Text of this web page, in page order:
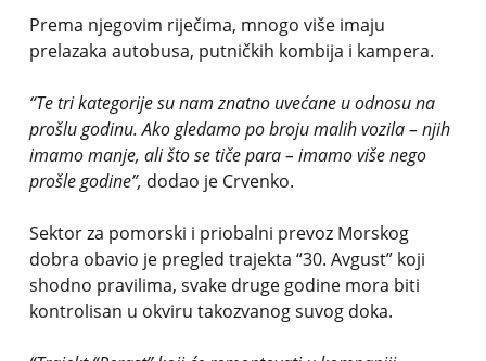
Prema njegovim riječima, mnogo više imaju
prelazaka autobusa, putničkih kombija i kampera.
“Te tri kategorije su nam znatno uvećane u odnosu na
prošlu godinu. Ako gledamo po broju malih vozila – njih
imamo manje, ali što se tiče para – imamo više nego
prošle godine”, dodao je Crvenko.
Sektor za pomorski i priobalni prevoz Morskog
dobra obavio je pregled trajekta “30. Avgust” koji
shodno pravilima, svake druge godine mora biti
kontrolisan u okviru takozvanog suvog doka.